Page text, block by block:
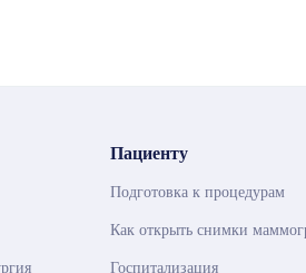
Пациенту
Подготовка к процедурам
Как открыть снимки
Госпитализация